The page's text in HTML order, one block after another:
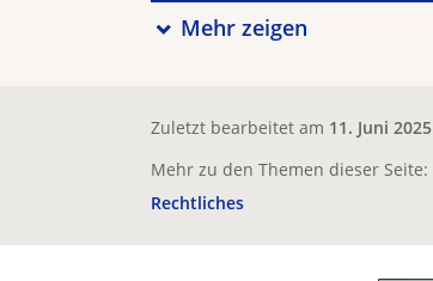
Mehr zeigen
Zuletzt bearbeitet am 11. Juni 2025
Mehr zu den Themen dieser Seite:
Rechtliches